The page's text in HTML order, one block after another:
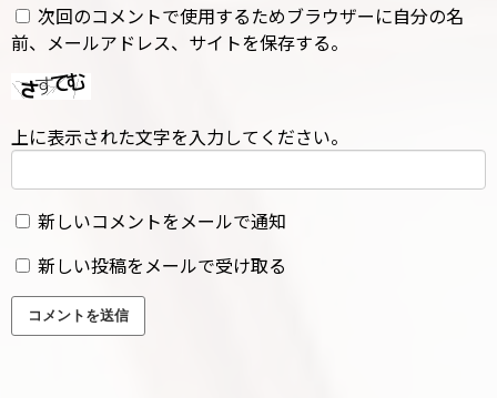
次回のコメントで使用するためブラウザーに自分の名
前、メールアドレス、サイトを保存する。
上に表示された文字を入力してください。
新しいコメントをメールで通知
新しい投稿をメールで受け取る